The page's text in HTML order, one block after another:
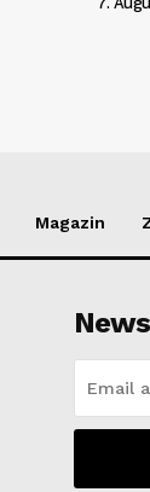
Magazin